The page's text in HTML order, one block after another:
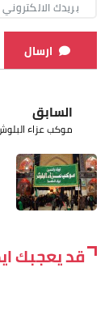
ارسال
السابق
موكب عزاء
قد يعجبك